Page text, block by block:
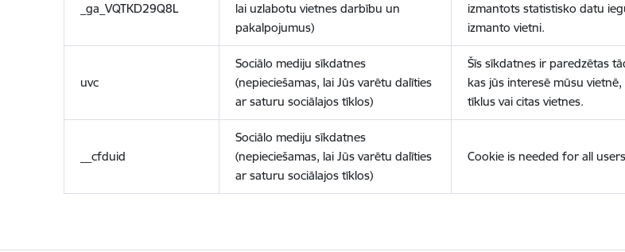
_ga_VQTKD29Q8L
lai uzlabotu vietnes darbību un
pakalpojumus)
izmantots statistisko datu
izmanto vietni.
uvc
Sociālo mediju sīkdatnes
(nepieciešamas, lai Jūs varētu dalīties
ar saturu sociālajos tīklos)
Šīs sīkdatnes ir paredzētas
kas jūs interesē mūsu
tīklus vai citas vietnes.
__cfduid
Sociālo mediju sīkdatnes
(nepieciešamas, lai Jūs varētu dalīties
ar saturu sociālajos tīklos)
Cookie is needed for all